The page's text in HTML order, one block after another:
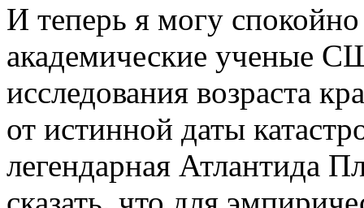
И теперь я могу
академические ученые
исследования возраста
от истинной даты
легендарная Атлантида